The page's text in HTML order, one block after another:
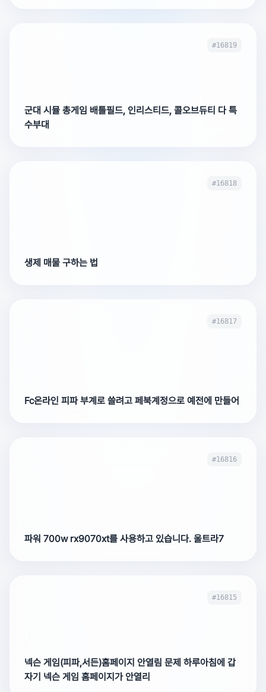
#16819
군대 시뮬 총게임 배틀필드, 인리스티드, 콜오브듀티 다 특
수부대
#16818
생제 매물 구하는 법
#16817
Fc온라인 피파 부계로 쓸려고 페북계정으로 예전에 만들어
#16816
파워 700w rx9070xt를 사용하고 있습니다. 울트라7
#16815
넥슨 게임(피파,서든)홈페이지 안열림 문제 하루아침에 갑
자기 넥슨 게임 홈페이지가 안열리